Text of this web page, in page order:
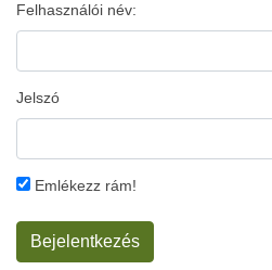
Felhasználói név:
Jelszó
Emlékezz rám!